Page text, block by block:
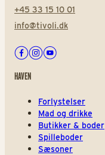
+45 33 15 10 01
info@tivoli.dk
Facebook
Instagram
Youtube
HAVEN
Forlystelser
Mad og drikke
Butikker & boder
Spilleboder
Sæsoner